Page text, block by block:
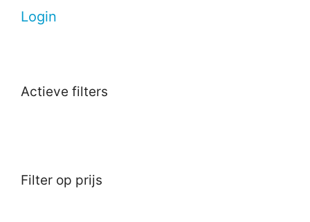
Login
Actieve filters
Filter op prijs